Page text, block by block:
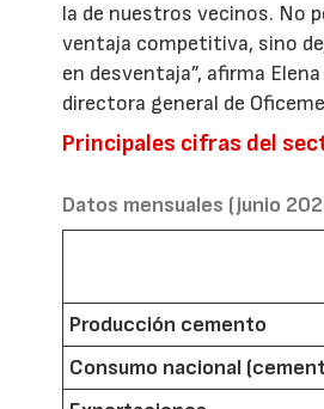
la de nuestros vecinos. No
ventaja competitiva, sino
en desventaja”, afirma Elena
directora general de
Principales cifras del
Datos mensuales (junio
Producción cemento
Consumo nacional